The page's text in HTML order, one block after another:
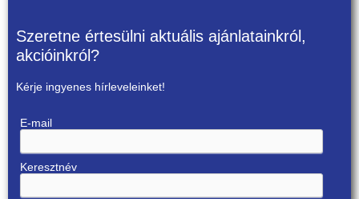
Szeretne értesülni aktuális ajánlatainkról,
akcióinkról?
Kérje ingyenes hírleveleinket!
E-mail
Keresztnév